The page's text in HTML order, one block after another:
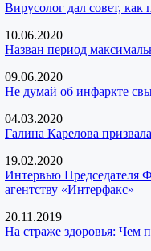
Вирусолог дал совет, как
10.06.2020
Назван период
09.06.2020
Не думай об инфаркте
04.03.2020
Галина Карелова
19.02.2020
Интервью Председателя
агентству «Интерфакс»
20.11.2019
На страже здоровья: Чем